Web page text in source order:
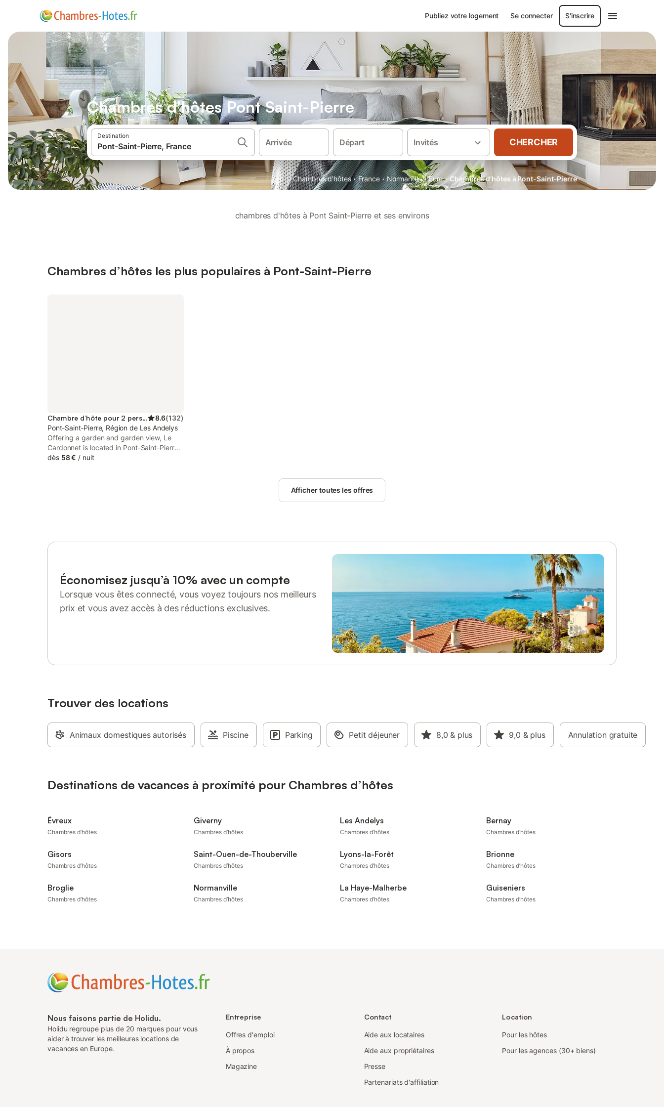
Publiez votre logement Se connecter S'inscrire
Chambres d'hôtes Pont Saint-Pierre
Destination
Arrivée Départ Invités CHERCHER
Chambres d'hôtes · France · Normandie · Eure · Chambres d’hôtes à Pont-Saint-Pierre
chambres d'hôtes à Pont Saint-Pierre et ses environs
Chambres d’hôtes les plus populaires à Pont-Saint-Pierre
Chambre d’hôte pour 2 personnes 8.6(132)
Pont-Saint-Pierre, Région de Les Andelys
Offering a garden and garden view, Le
Cardonnet is located in Pont-Saint-Pierre,
19 km from Voltaire Station, Rouen and 19
dès 58 € / nuit
Afficher toutes les offres
Économisez jusqu’à 10% avec un compte
Lorsque vous êtes connecté, vous voyez toujours nos meilleurs
prix et vous avez accès à des réductions exclusives.
Trouver des locations
Animaux domestiques autorisés Piscine Parking Petit déjeuner 8,0 & plus 9,0 & plus Annulation gratuite
Destinations de vacances à proximité pour Chambres d’hôtes
Évreux
Chambres d’hôtes
Giverny
Chambres d’hôtes
Les Andelys
Chambres d’hôtes
Bernay
Chambres d’hôtes
Gisors
Chambres d’hôtes
Saint-Ouen-de-Thouberville
Chambres d’hôtes
Lyons-la-Forêt
Chambres d’hôtes
Brionne
Chambres d’hôtes
Broglie
Chambres d’hôtes
Normanville
Chambres d’hôtes
La Haye-Malherbe
Chambres d’hôtes
Guiseniers
Chambres d’hôtes
Nous faisons partie de Holidu.
Holidu regroupe plus de 20 marques pour vous
aider à trouver les meilleures locations de
vacances en Europe.
Entreprise
Offres d'emploi
À propos
Magazine
Contact
Aide aux locataires
Aide aux propriétaires
Presse
Partenariats d'affiliation
Location
Pour les hôtes
Pour les agences (30+ biens)